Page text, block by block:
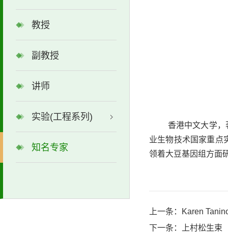
教授
副教授
讲师
实验(工程系列)
知名专家
香港中文大学，
业生物技术国家重点
领着大豆基因组方面
上一条：
Karen
下一条：
上村松生束